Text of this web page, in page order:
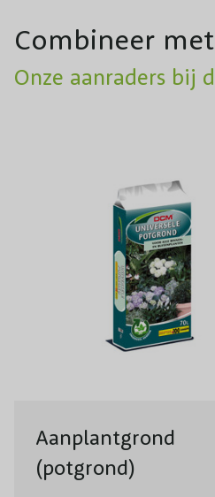
Combineer met
Onze aanraders bij
Aanplantgrond
(potgrond)